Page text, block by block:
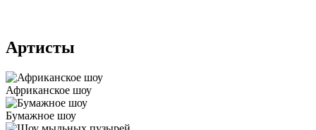
Артисты
Африканское шоу
Бумажное шоу